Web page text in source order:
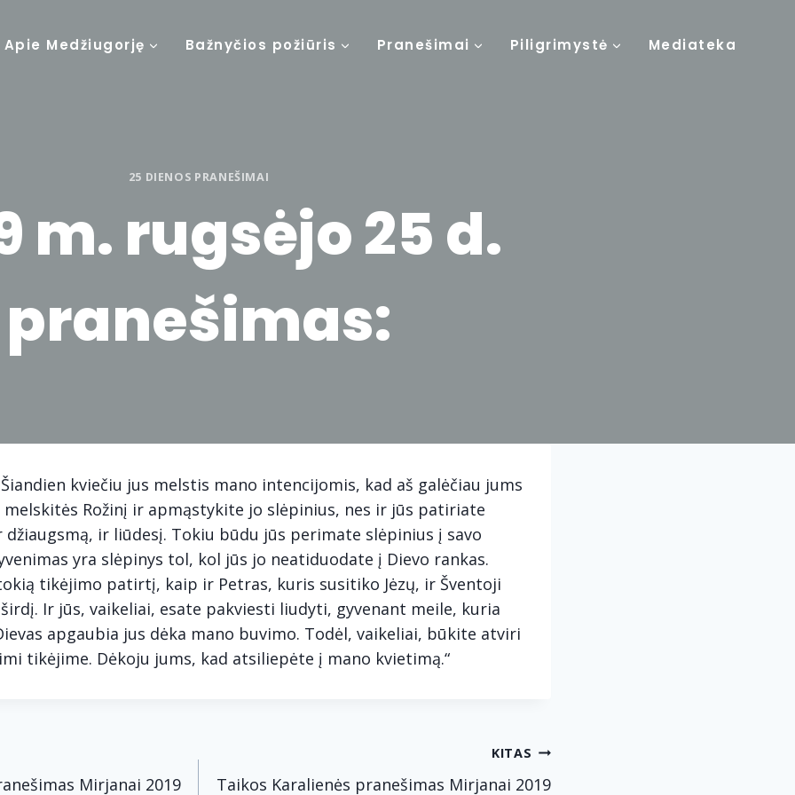
Apie Medžiugorję Bažnyčios požiūris Pranešimai Piligrimystė Mediateka
25 DIENOS PRANEŠIMAI
m. rugsėjo 25 d.
pranešimas:
kviečiu jus melstis mano intencijomis, kad aš galėčiau jums
melskitės Rožinį ir apmąstykite jo slėpinius, nes ir jūs patiriate
džiaugsmą, ir liūdesį. Tokiu būdu jūs perimate slėpinius į savo
yra slėpinys tol, kol jūs jo neatiduodate į Dievo rankas.
tikėjimo patirtį, kaip ir Petras, kuris susitiko Jėzų, ir Šventoji
Ir jūs, vaikeliai, esate pakviesti liudyti, gyvenant meile, kuria
apgaubia jus dėka mano buvimo. Todėl, vaikeliai, būkite atviri
tikėjime. Dėkoju jums, kad atsiliepėte į mano kvietimą.“
Mirjanai 2019
KITAS
Taikos Karalienės pranešimas Mirjanai 2019